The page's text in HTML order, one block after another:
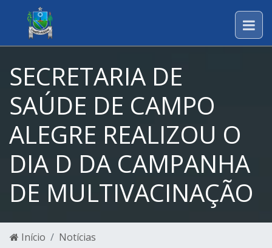
SECRETARIA DE
SAÚDE DE CAMPO
ALEGRE REALIZOU O
DIA D DA CAMPANHA
DE MULTIVACINAÇÃO
Início Notícias